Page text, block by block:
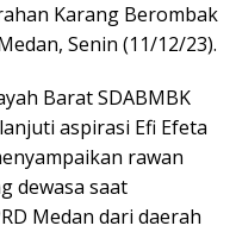
Karang Berombak
Senin (11/12/23).
Barat SDABMBK
aspirasi Efi Efeta
rawan
dewasa saat
Medan dari daerah